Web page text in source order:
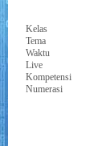
Kelas
Tema
Waktu
Live
Kompetensi
Numerasi